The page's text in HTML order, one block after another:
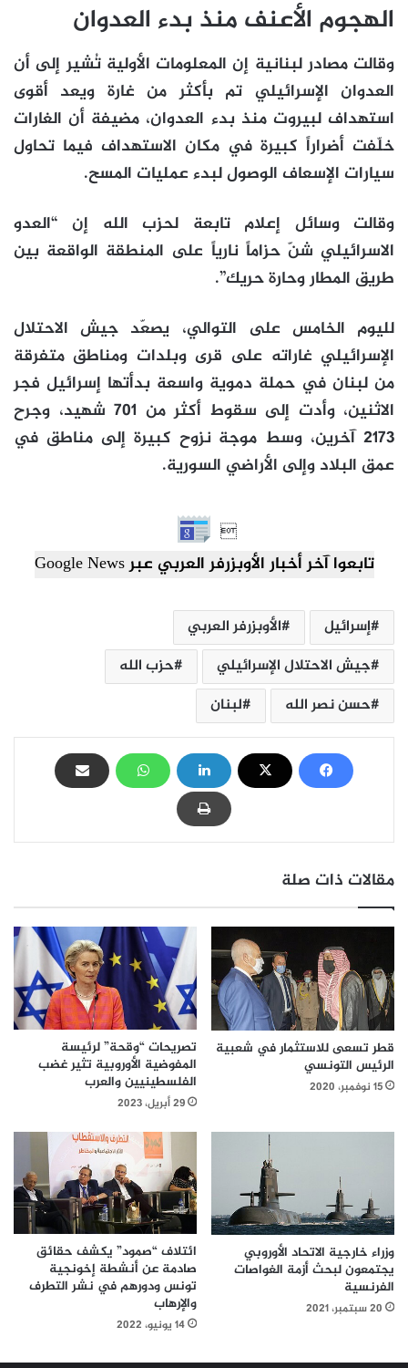
الهجوم الأعنف منذ بدء العدوان
وقالت مصادر لبنانية إن المعلومات الأولية تُشير إلى أن
العدوان الإسرائيلي تم بأكثر من غارة ويعد أقوى
استهداف لبيروت منذ بدء العدوان، مضيفة أن الغارات
خلّفت أضراراً كبيرة في مكان الاستهداف فيما تحاول
سيارات الإسعاف الوصول لبدء عمليات المسح.
وقالت وسائل إعلام تابعة لحزب الله إن “العدو
الاسرائيلي شنّ حزاماً نارياً على المنطقة الواقعة بين
طريق المطار وحارة حريك”.
لليوم الخامس على التوالي، يصعّد جيش الاحتلال
الإسرائيلي غاراته على قرى وبلدات ومناطق متفرقة
من لبنان في حملة دموية واسعة بدأتها إسرائيل فجر
الاثنين، وأدت إلى سقوط أكثر من 701 شهيد، وجرح
2173 آخرين، وسط موجة نزوح كبيرة إلى مناطق في
عمق البلاد وإلى الأراضي السورية.

تابعوا آخر أخبار الأوبزرفر العربي عبر Google News
إسرائيل
الأوبزرفر العربي
جيش الاحتلال الإسرائيلي
حزب الله
حسن نصر الله
لبنان
مقالات ذات صلة
قطر تسعى للاستثمار في شعبية
الرئيس التونسي
15 نوفمبر، 2020
تصريحات “وقحة” لرئيسة
المفوضية الأوروبية تثير غضب
الفلسطينيين والعرب
29 أبريل، 2023
وزراء خارجية الاتحاد الأوروبي
يجتمعون لبحث أزمة الغواصات
الفرنسية
20 سبتمبر، 2021
ائتلاف “صمود” يكشف حقائق
صادمة عن أنشطة إخونجية
تونس ودورهم في نشر التطرف
والإرهاب
14 يونيو، 2022